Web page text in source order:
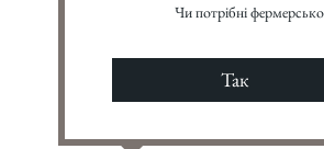
Чи потрібні
Так